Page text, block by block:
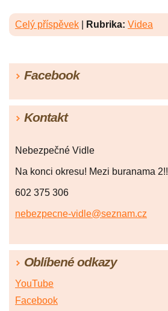
Celý příspěvek Rubrika: Videa
Facebook
Kontakt
Nebezpečné Vidle
Na konci okresu! Mezi buranama 2!!
602 375 306
nebezpecne-vidle@seznam.cz
Oblíbené odkazy
YouTube
Facebook